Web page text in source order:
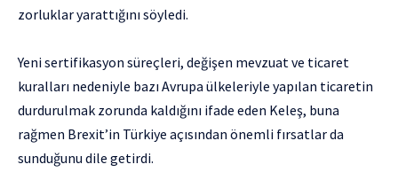
zorluklar yarattığını söyledi.
Yeni sertifikasyon süreçleri, değişen mevzuat ve ticaret
kuralları nedeniyle bazı Avrupa ülkeleriyle yapılan ticaretin
durdurulmak zorunda kaldığını ifade eden Keleş, buna
rağmen Brexit’in Türkiye açısından önemli fırsatlar da
sunduğunu dile getirdi.